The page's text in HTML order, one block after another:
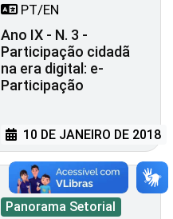
PT/EN
Ano IX - N. 3 -
Participação cidadã
na era digital: e-
Participação
10 DE JANEIRO DE 2018
Panorama Setorial